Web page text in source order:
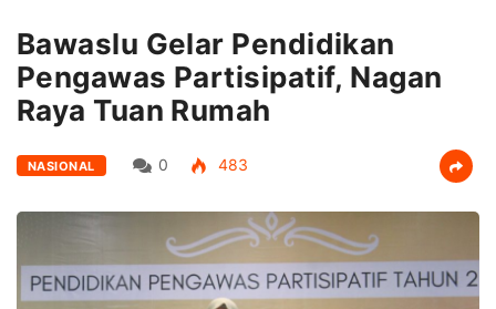
Bawaslu Gelar Pendidikan
Pengawas Partisipatif, Nagan
Raya Tuan Rumah
NASIONAL 0 483